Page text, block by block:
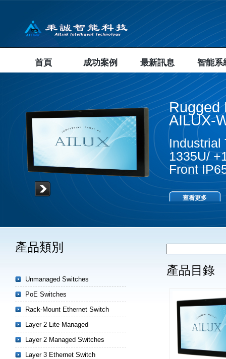
首頁 成功案例 最新訊息 智能系
Rugged
AILUX-
Industrial
1335U/
Front
查看更多
產品目錄
產品類別
Unmanaged Switches
PoE Switches
Rack-Mount Ethernet Switch
Layer 2 Lite Managed
Layer 2 Managed Switches
Layer 3 Ethernet Switch